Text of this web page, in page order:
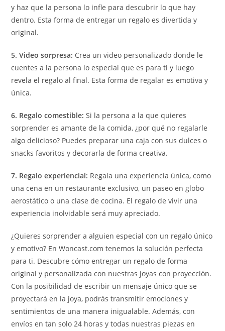
y haz que la persona lo infle para descubrir lo que hay
dentro. Esta forma de entregar un regalo es divertida y
original.
5. Video sorpresa: Crea un video personalizado donde le
cuentes a la persona lo especial que es para ti y luego
revela el regalo al final. Esta forma de regalar es emotiva y
única.
6. Regalo comestible: Si la persona a la que quieres
sorprender es amante de la comida, ¿por qué no regalarle
algo delicioso? Puedes preparar una caja con sus dulces o
snacks favoritos y decorarla de forma creativa.
7. Regalo experiencial: Regala una experiencia única, como
una cena en un restaurante exclusivo, un paseo en globo
aerostático o una clase de cocina. El regalo de vivir una
experiencia inolvidable será muy apreciado.
¿Quieres sorprender a alguien especial con un regalo único
y emotivo? En Woncast.com tenemos la solución perfecta
para ti. Descubre cómo entregar un regalo de forma
original y personalizada con nuestras joyas con proyección.
Con la posibilidad de escribir un mensaje único que se
proyectará en la joya, podrás transmitir emociones y
sentimientos de una manera inigualable. Además, con
envíos en tan solo 24 horas y todas nuestras piezas en